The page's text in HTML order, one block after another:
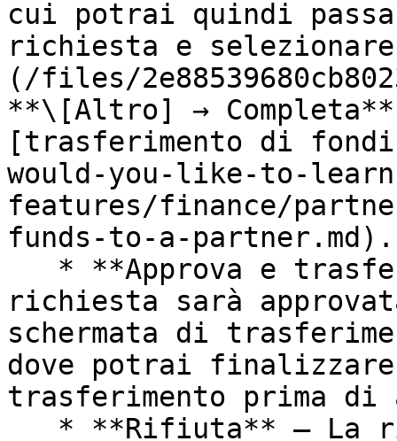
cui potrai quindi
richiesta e
(/files/
**\[Altro] →
[trasferimento di
would-you-like-to-
features/finance/
funds-to-a-partner.md).
richiesta sarà
schermata di
dove potrai
trasferimento prima